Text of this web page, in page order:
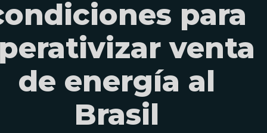
para
venta
de energía al
Brasil